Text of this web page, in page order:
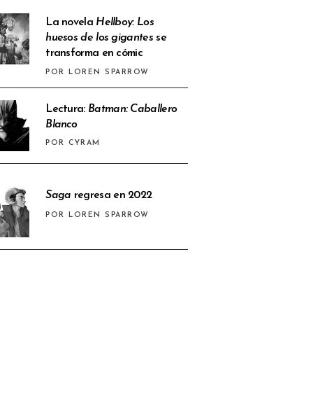
La novela Hellboy: Los
huesos de los gigantesse
transforma en cómic
POR LOREN SPARROW
Lectura: Batman: Caballero
Blanco
POR CYRAM
Saga regresa en 2022
POR LOREN SPARROW